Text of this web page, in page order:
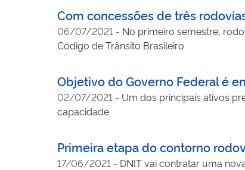
Com concessões de três
06/07/2021 - No primeiro semestre,
Código de Trânsito Brasileiro
Objetivo do Governo Federal é
02/07/2021 - Um dos principais ativos
capacidade
Primeira etapa do contorno
17/06/2021 - DNIT vai contratar uma